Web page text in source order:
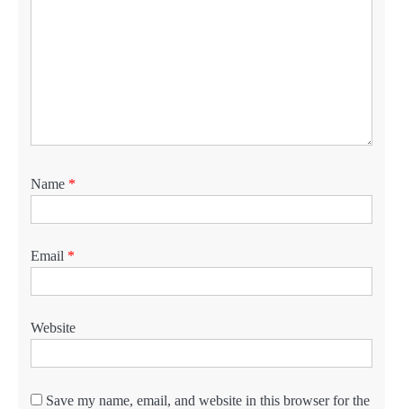
Name *
Email *
Website
Save my name, email, and website in this browser for the